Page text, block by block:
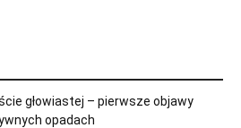
głowiastej – pierwsze objawy
opadach